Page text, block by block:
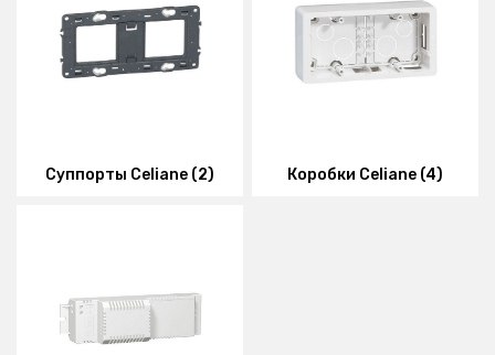
Суппорты Celiane (2) Коробки Celiane (4)